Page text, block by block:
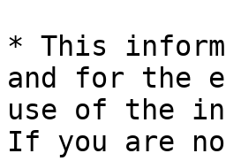
* This
and for the
use of the
If you are